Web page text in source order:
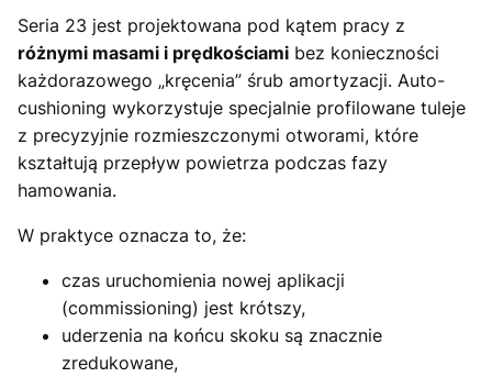
Seria 23 jest projektowana pod kątem pracy z
różnymi masami i prędkościami bez konieczności
każdorazowego „kręcenia” śrub amortyzacji. Auto-
cushioning wykorzystuje specjalnie profilowane tuleje
z precyzyjnie rozmieszczonymi otworami, które
kształtują przepływ powietrza podczas fazy
hamowania.
W praktyce oznacza to, że:
czas uruchomienia nowej aplikacji
(commissioning) jest krótszy,
uderzenia na końcu skoku są znacznie
zredukowane,